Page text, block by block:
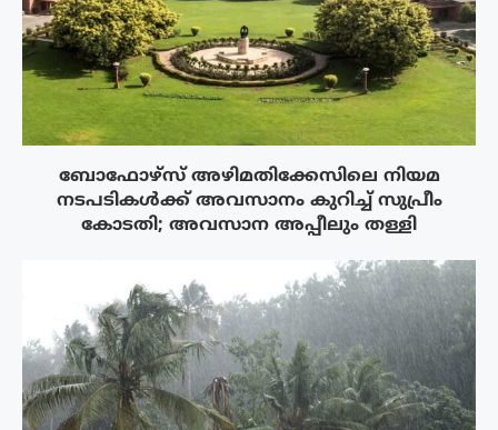
ബോഫോഴ്‌സ് അഴിമതിക്കേസിലെ നിയമ
നടപടികൾക്ക് അവസാനം കുറിച്ച് സുപ്രീം
കോടതി; അവസാന അപ്പീലും തള്ളി